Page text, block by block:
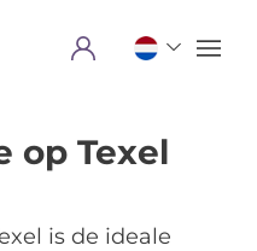
Menu
op Texel
is de ideale